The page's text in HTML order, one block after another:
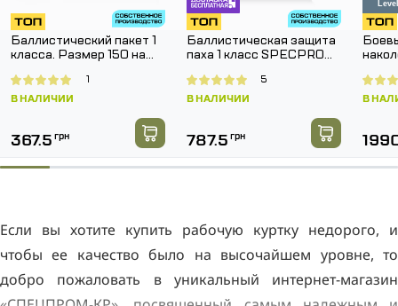
Баллистический пакет 1
класса. Размер 150 на
В НАЛИЧИИ
1
367.5 грн
Баллистическая защита
паха 1 класс SPECPROM.
В НАЛИЧИИ
5
787.5 грн
В
Если вы хотите купить рабочую куртку недорого, и
чтобы ее качество было на высочайшем уровне, то
добро пожаловать в уникальный интернет-магазин